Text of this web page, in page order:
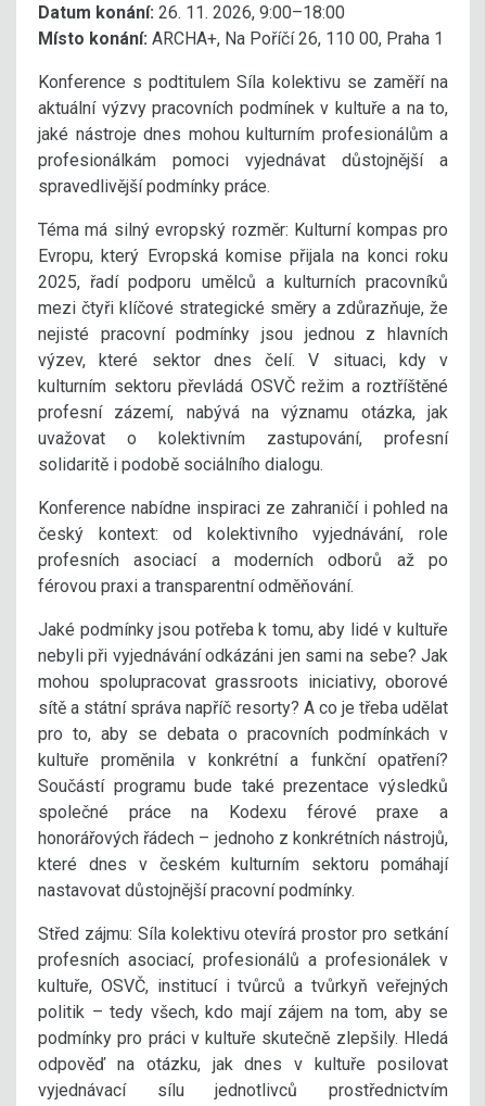
Datum konání: 26. 11. 2026, 9:00–18:00
Místo konání: ARCHA+, Na Poříčí 26, 110 00, Praha 1
Konference s podtitulem Síla kolektivu se zaměří na
aktuální výzvy pracovních podmínek v kultuře a na to,
jaké nástroje dnes mohou kulturním profesionálům a
profesionálkám pomoci vyjednávat důstojnější a
spravedlivější podmínky práce.
Téma má silný evropský rozměr: Kulturní kompas pro
Evropu, který Evropská komise přijala na konci roku
2025, řadí podporu umělců a kulturních pracovníků
mezi čtyři klíčové strategické směry a zdůrazňuje, že
nejisté pracovní podmínky jsou jednou z hlavních
výzev, které sektor dnes čelí. V situaci, kdy v
kulturním sektoru převládá OSVČ režim a roztříštěné
profesní zázemí, nabývá na významu otázka, jak
uvažovat o kolektivním zastupování, profesní
solidaritě i podobě sociálního dialogu.
Konference nabídne inspiraci ze zahraničí i pohled na
český kontext: od kolektivního vyjednávání, role
profesních asociací a moderních odborů až po
férovou praxi a transparentní odměňování.
Jaké podmínky jsou potřeba k tomu, aby lidé v kultuře
nebyli při vyjednávání odkázáni jen sami na sebe? Jak
mohou spolupracovat grassroots iniciativy, oborové
sítě a státní správa napříč resorty? A co je třeba udělat
pro to, aby se debata o pracovních podmínkách v
kultuře proměnila v konkrétní a funkční opatření?
Součástí programu bude také prezentace výsledků
společné práce na Kodexu férové praxe a
honorářových řádech – jednoho z konkrétních nástrojů,
které dnes v českém kulturním sektoru pomáhají
nastavovat důstojnější pracovní podmínky.
Střed zájmu: Síla kolektivu otevírá prostor pro setkání
profesních asociací, profesionálů a profesionálek v
kultuře, OSVČ, institucí i tvůrců a tvůrkyň veřejných
politik – tedy všech, kdo mají zájem na tom, aby se
podmínky pro práci v kultuře skutečně zlepšily. Hledá
odpověď na otázku, jak dnes v kultuře posilovat
vyjednávací sílu jednotlivců prostřednictvím